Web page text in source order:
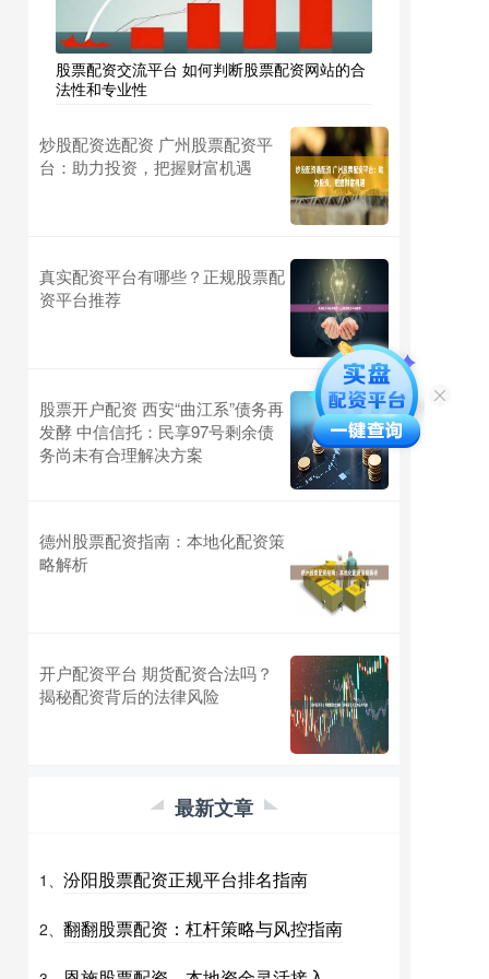
股票配资交流平台 如何判断股票配资网站的合
法性和专业性
炒股配资选配资 广州股票配资平
台：助力投资，把握财富机遇
真实配资平台有哪些？正规股票配
资平台推荐
股票开户配资 西安“曲江系”债务再
发酵 中信信托：民享97号剩余债
务尚未有合理解决方案
德州股票配资指南：本地化配资策
略解析
开户配资平台 期货配资合法吗？
揭秘配资背后的法律风险
最新文章
1、 汾阳股票配资正规平台排名指南
2、 翻翻股票配资：杠杆策略与风控指南